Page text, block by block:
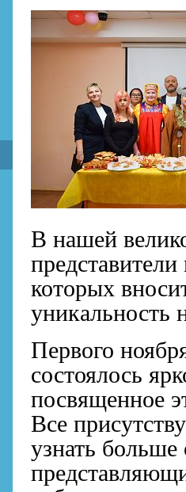
В нашей
которых
уникальность
Первого
состоялось
посвященное
Все
узнать